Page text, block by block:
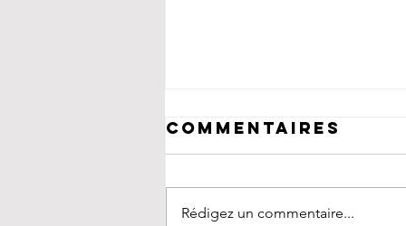
Commentaires
Rédigez un commentaire...